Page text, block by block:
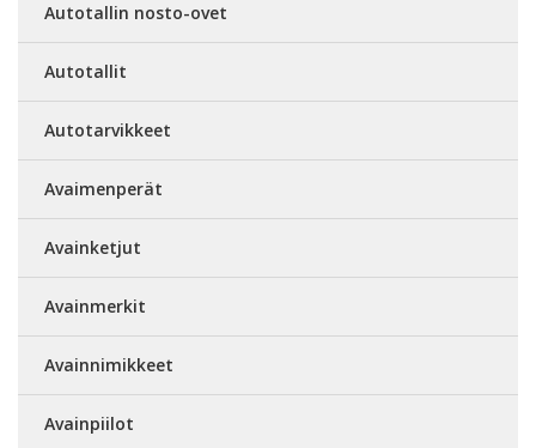
Autotallin nosto-ovet
Autotallit
Autotarvikkeet
Avaimenperät
Avainketjut
Avainmerkit
Avainnimikkeet
Avainpiilot